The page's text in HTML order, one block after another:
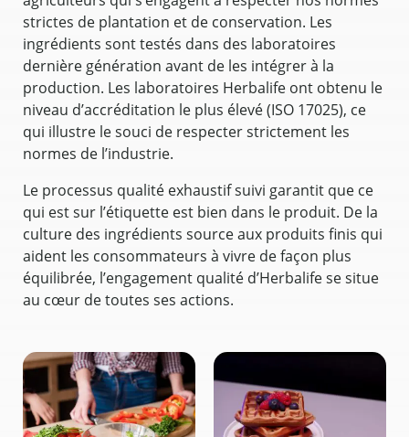
strictes de plantation et de conservation. Les
ingrédients sont testés dans des laboratoires
dernière génération avant de les intégrer à la
production. Les laboratoires Herbalife ont obtenu le
niveau d’accréditation le plus élevé (ISO 17025), ce
qui illustre le souci de respecter strictement les
normes de l’industrie.
Le processus qualité exhaustif suivi garantit que ce
qui est sur l’étiquette est bien dans le produit. De la
culture des ingrédients source aux produits finis qui
aident les consommateurs à vivre de façon plus
équilibrée, l’engagement qualité d’Herbalife se situe
au cœur de toutes ses actions.